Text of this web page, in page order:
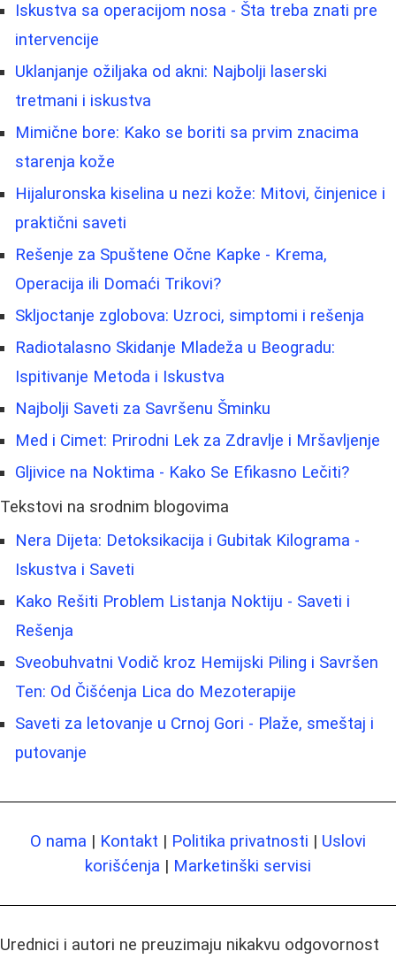
Iskustva sa operacijom nosa - Šta treba znati pre
intervencije
Uklanjanje ožiljaka od akni: Najbolji laserski
tretmani i iskustva
Mimične bore: Kako se boriti sa prvim znacima
starenja kože
Hijaluronska kiselina u nezi kože: Mitovi, činjenice i
praktični saveti
Rešenje za Spuštene Očne Kapke - Krema,
Operacija ili Domaći Trikovi?
Skljoctanje zglobova: Uzroci, simptomi i rešenja
Radiotalasno Skidanje Mladeža u Beogradu:
Ispitivanje Metoda i Iskustva
Najbolji Saveti za Savršenu Šminku
Med i Cimet: Prirodni Lek za Zdravlje i Mršavljenje
Gljivice na Noktima - Kako Se Efikasno Lečiti?
Tekstovi na srodnim blogovima
Nera Dijeta: Detoksikacija i Gubitak Kilograma -
Iskustva i Saveti
Kako Rešiti Problem Listanja Noktiju - Saveti i
Rešenja
Sveobuhvatni Vodič kroz Hemijski Piling i Savršen
Ten: Od Čišćenja Lica do Mezoterapije
Saveti za letovanje u Crnoj Gori - Plaže, smeštaj i
putovanje
O nama | Kontakt | Politika privatnosti | Uslovi
korišćenja | Marketinški servisi
Urednici i autori ne preuzimaju nikakvu odgovornost